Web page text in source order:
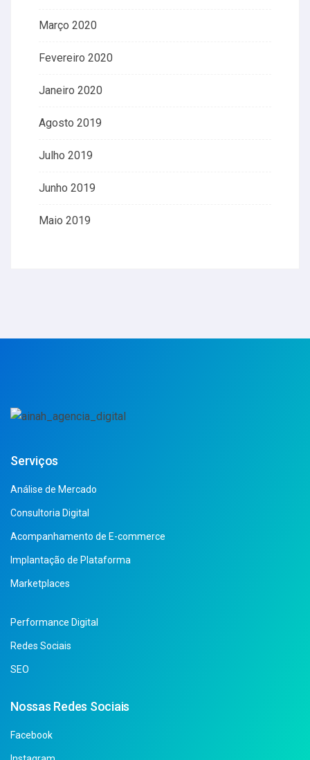
Março 2020
Fevereiro 2020
Janeiro 2020
Agosto 2019
Julho 2019
Junho 2019
Maio 2019
Serviços
Análise de Mercado
Consultoria Digital
Acompanhamento de E-commerce
Implantação de Plataforma
Marketplaces
Performance Digital
Redes Sociais
SEO
Nossas Redes Sociais
Facebook